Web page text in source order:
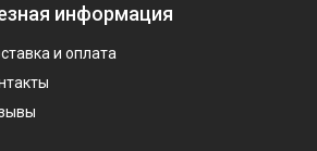
информация
и оплата